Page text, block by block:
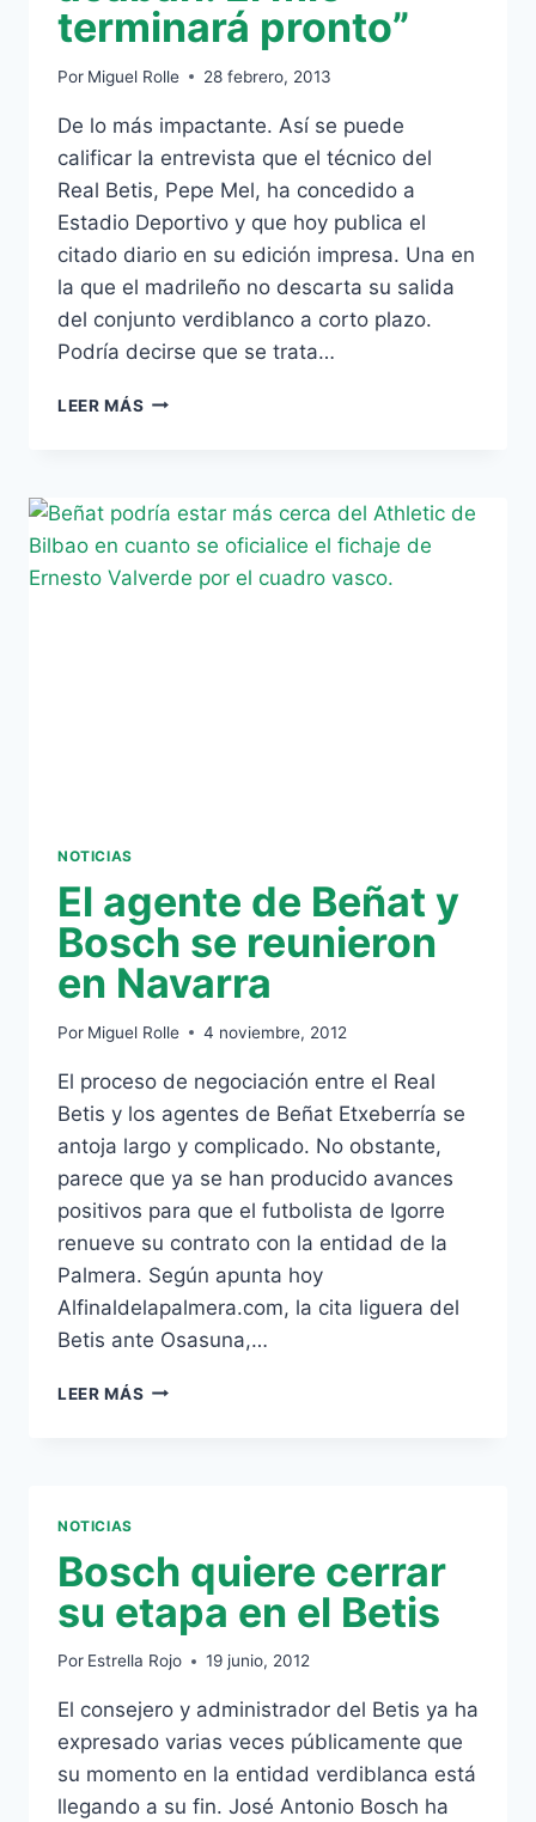
terminará pronto”
Por Miguel Rolle 28 febrero, 2013
De lo más impactante. Así se puede
calificar la entrevista que el técnico del
Real Betis, Pepe Mel, ha concedido a
Estadio Deportivo y que hoy publica el
citado diario en su edición impresa. Una en
la que el madrileño no descarta su salida
del conjunto verdiblanco a corto plazo.
Podría decirse que se trata…
LEER MÁS PEPE
ACABAN.
EL
MÍO
TERMINARÁ
NOTICIAS
El agente de Beñat y
Bosch se reunieron
en Navarra
Por Miguel Rolle 4 noviembre, 2012
El proceso de negociación entre el Real
Betis y los agentes de Beñat Etxeberría se
antoja largo y complicado. No obstante,
parece que ya se han producido avances
positivos para que el futbolista de Igorre
renueve su contrato con la entidad de la
Palmera. Según apunta hoy
Alfinaldelapalmera.com, la cita liguera del
Betis ante Osasuna,…
LEER MÁS EL
REUNIERON
EN
NAVARRA
NOTICIAS
Bosch quiere cerrar
su etapa en el Betis
Por Estrella Rojo 19 junio, 2012
El consejero y administrador del Betis ya ha
expresado varias veces públicamente que
su momento en la entidad verdiblanca está
llegando a su fin. José Antonio Bosch ha